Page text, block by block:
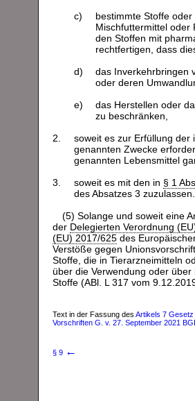
c)
bestimmte Stoffe
Mischfuttermittel oder
den Stoffen mit
rechtfertigen, dass
d)
das Inverkehrbringen
oder deren
e)
das Herstellen oder
zu beschränken,
2.
soweit es zur Erfüllung der
genannten Zwecke
genannten Lebensmittel
3.
soweit es mit den in § 1
des Absatzes 3 zuzulassen.
(5) Solange und soweit eine
der Delegierten Verordnung
(EU) 2017/625 des
Verstöße gegen
Stoffe, die in Tierarzneimitteln
über die Verwendung oder
Stoffe (ABl. L 317 vom
Text in der Fassung des Artikels 7
Vorschriften G. v. 27. September 2021
§ 9 ←